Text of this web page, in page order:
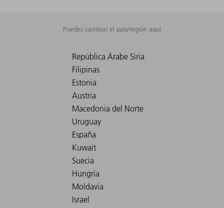
Puedes cambiar el país/región aquí